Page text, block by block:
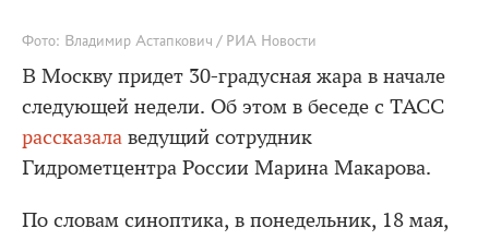
Фото: Владимир Астапкович / РИА Новости
В Москву придет 30-градусная жара в начале
следующей недели. Об этом в беседе с ТАСС
рассказала ведущий сотрудник
Гидрометцентра России Марина Макарова.
По словам синоптика, в понедельник, 18 мая,